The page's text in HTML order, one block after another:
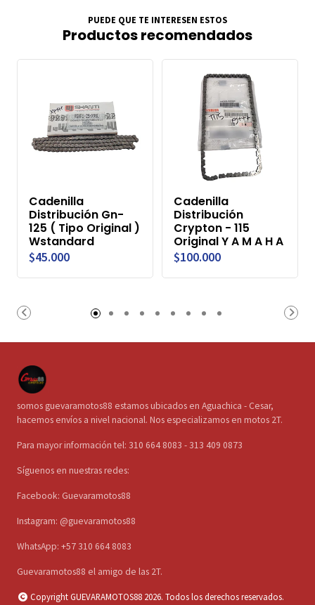
PUEDE QUE TE INTERESEN ESTOS
Productos recomendados
Cadenilla
Distribución Gn-
125 ( Tipo Original )
Wstandard
$45.000
Cadenilla
Distribución
Crypton - 115
Original Y A M A H A
$100.000
somos guevaramotos88 estamos ubicados en Aguachica - Cesar,
hacemos envíos a nivel nacional. Nos especializamos en motos 2T.
Para mayor información tel: 310 664 8083 - 313 409 0873
Síguenos en nuestras redes:
Facebook: Guevaramotos88
Instagram: @guevaramotos88
WhatsApp: +57 310 664 8083
Guevaramotos88 el amigo de las 2T.
Copyright GUEVARAMOTOS88 2026. Todos los derechos reservados.